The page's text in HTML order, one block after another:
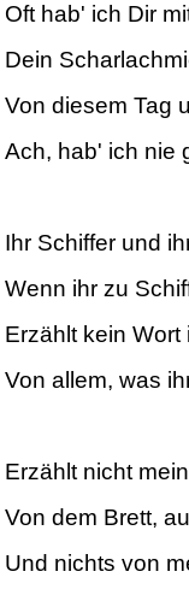
Oft hab' ich Dir
Dein
Von diesem Tag
Ach, hab' ich nie
Ihr Schiffer und
Wenn ihr zu
Erzählt kein Wort
Von allem, was
Erzählt nicht
Von dem Brett,
Und nichts von